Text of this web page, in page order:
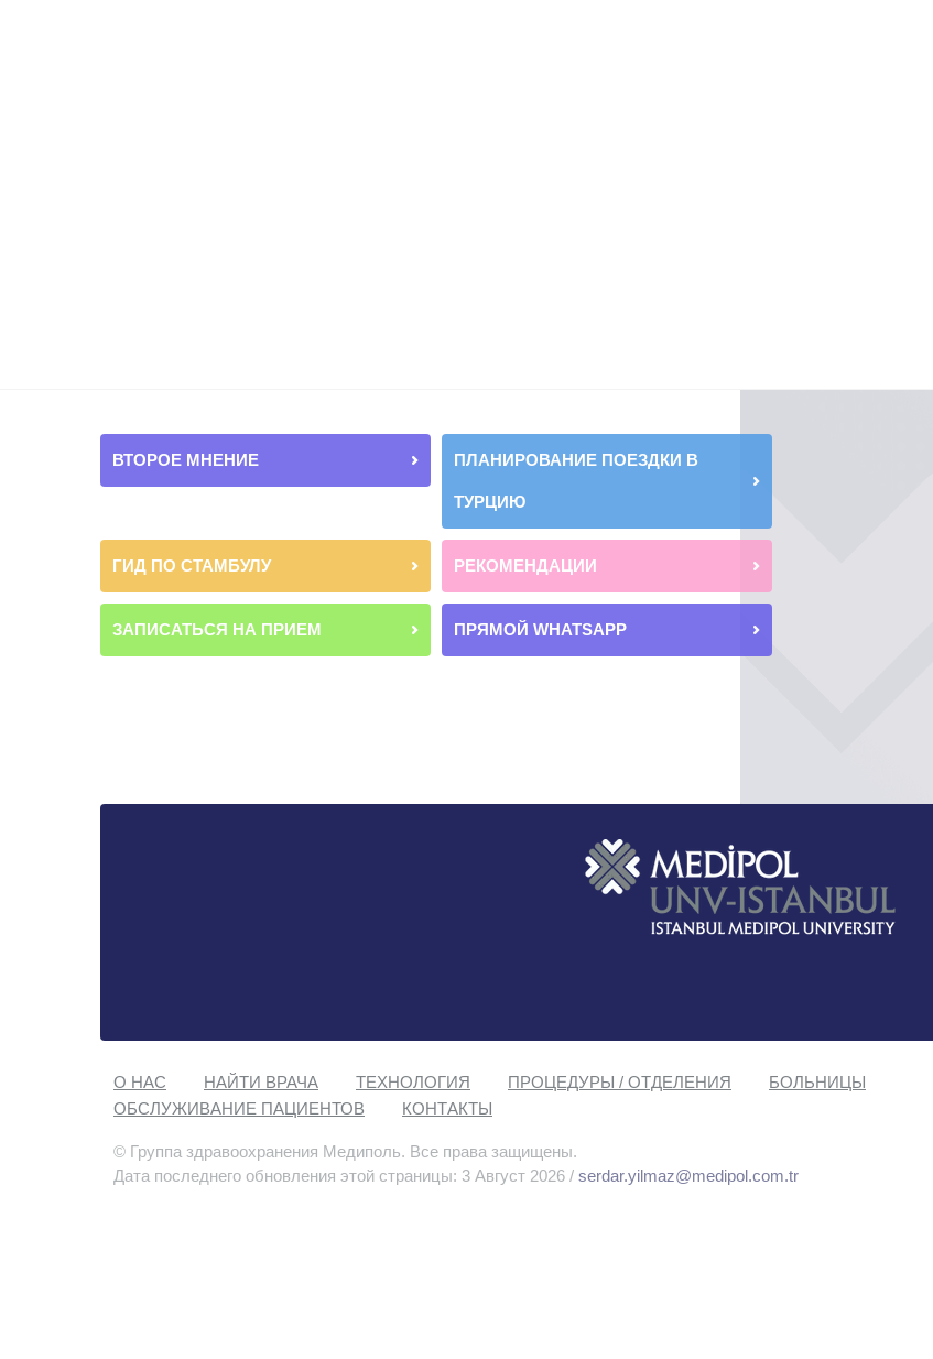
ВТОРОЕ МНЕНИЕ ПЛАНИРОВАНИЕ ПОЕЗДКИ В
ТУРЦИЮ
ГИД ПО СТАМБУЛУ РЕКОМЕНДАЦИИ
ЗАПИСАТЬСЯ НА ПРИЕМ ПРЯМОЙ WHATSAPP
О НАС НАЙТИ ВРАЧА ТЕХНОЛОГИЯ ПРОЦЕДУРЫ / ОТДЕЛЕНИЯ
БОЛЬНИЦЫ
ОБСЛУЖИВАНИЕ ПАЦИЕНТОВ
КОНТАКТЫ
© Группа здравоохранения Медиполь. Все права защищены.
Дата последнего обновления этой страницы: 3 Август 2026 / serdar.yilmaz@medipol.com.tr